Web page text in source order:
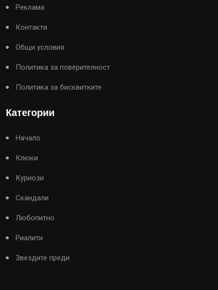
Реклама
Контакти
Общи условия
Политика за поверителност
Политика за бисквитките
Категории
Начало
Клюки
Куриози
Скандали
Любопитно
Риалити
Звездите преди